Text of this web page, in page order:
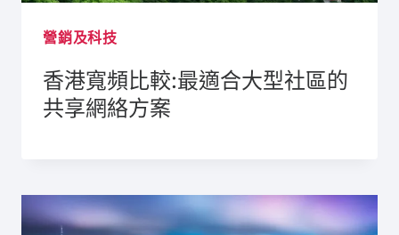
營銷及科技
香港寬頻比較:最適合大型社區的
共享網絡方案